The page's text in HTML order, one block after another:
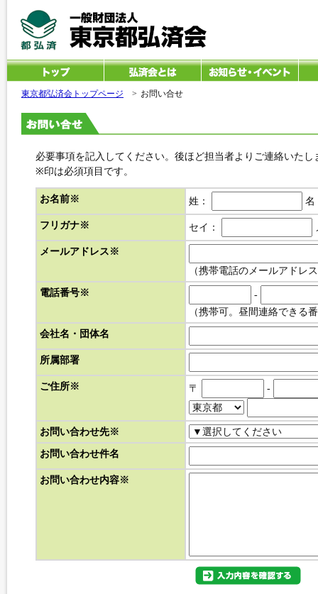
東京都弘済会トップページ > お問い合せ
必要事項を記入してください。後ほど担当者よりご連絡いたし
※印は必須項目です。
お名前※ 姓：
フリガナ※ セイ：
メールアドレス ※
（携帯電話のメールアドレ
電話番号※
-
（携帯可。昼間連絡できる
会社名・団体名
所属部署
ご住所※ 〒 -
お問い合わせ先※
お問い合わせ件名
お問い合わせ内容※